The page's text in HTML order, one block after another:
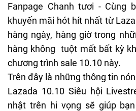
Fanpage Chanh tươi - Cùng
khuyến mãi hót hít nhất từ
hàng ngày, hàng giờ trong
hàng không tuột mất bất kỳ
chương trình sale 10.10 này.
Trên đây là những thông tin
Lazada 10.10 Siêu hội
nhật trên hi vọng sẽ giúp